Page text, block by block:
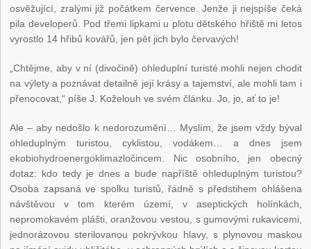
osvěžující, zralými již počátkem července. Jenže ji nejspíše čeká
pila developerů. Pod třemi lipkami u plotu dětského hřiště mi letos
vyrostlo 14 hřibů kovářů, jen pět jich bylo červavých!
„Chtějme, aby v ní (divočině) ohleduplní turisté mohli nejen chodit
na výlety a poznávat detailně její krásy a tajemství, ale mohli tam i
přenocovat,“ píše J. Koželouh ve svém článku. Jo, jo, ať to je!
Ale – aby nedošlo k nedorozumění… Myslím, že jsem vždy býval
ohleduplným turistou, cyklistou, vodákem… a dnes jsem
ekobiohydroenergoklimazločincem. Nic osobního, jen obecný
dotaz: kdo tedy je dnes a bude napříště ohleduplným turistou?
Osoba zapsaná ve spolku turistů, řádně s předstihem ohlášena
návštěvou v tom kterém území, v aseptických holínkách,
nepromokavém plášti, oranžovou vestou, s gumovými rukavicemi,
jednorázovou sterilovanou pokrývkou hlavy, s plynovou maskou